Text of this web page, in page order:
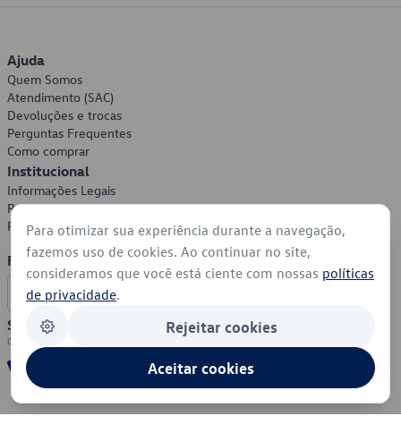
Ajuda
Quem Somos
Atendimento (SAC)
Devoluções e trocas
Perguntas Frequentes
Como comprar
Institucional
Informações Legais
Política de Privacidade
Política de Cookies
Formas de Pagamento
Segurança
Para otimizar sua experiência durante a navegação,
fazemos uso de cookies. Ao continuar no site,
consideramos que você está ciente com nossas políticas
de privacidade.
Rejeitar cookies
Aceitar cookies